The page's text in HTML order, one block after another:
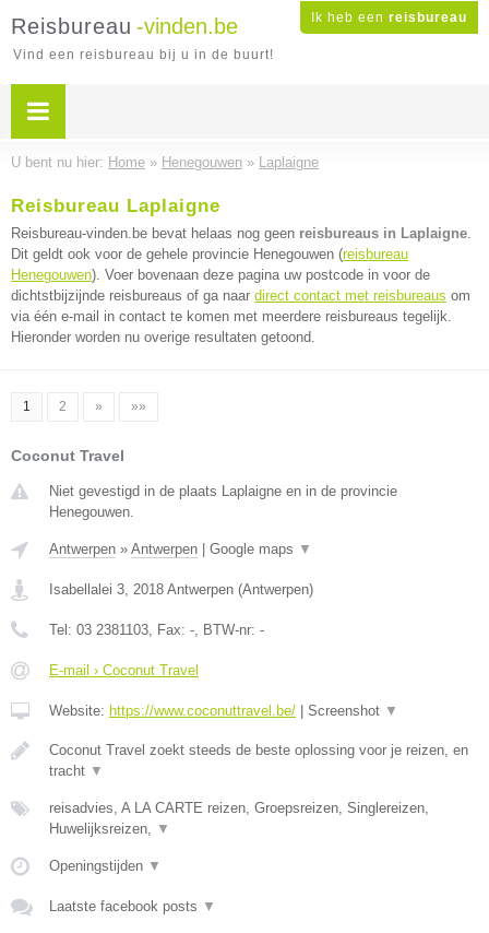
Ik heb een reisbureau
Reisbureau -vinden.be
Vind een reisbureau bij u in de buurt!
U bent nu hier: Home » Henegouwen » Laplaigne
Reisbureau Laplaigne
Reisbureau-vinden.be bevat helaas nog geen reisbureaus in Laplaigne.
Dit geldt ook voor de gehele provincie Henegouwen (reisbureau
Henegouwen). Voer bovenaan deze pagina uw postcode in voor de
dichtstbijzijnde reisbureaus of ga naar direct contact met reisbureaus om
via één e-mail in contact te komen met meerdere reisbureaus tegelijk.
Hieronder worden nu overige resultaten getoond.
1 2 » »»
Coconut Travel
Niet gevestigd in de plaats Laplaigne en in de provincie
Henegouwen.
Antwerpen » Antwerpen Google maps ▼
Isabellalei 3, 2018 Antwerpen (Antwerpen)
Tel: 03 2381103, Fax: -, BTW-nr: -
E-mail › Coconut Travel
Website: https://www.coconuttravel.be/ Screenshot ▼
Coconut Travel zoekt steeds de beste oplossing voor je reizen, en
tracht ▼
reisadvies, A LA CARTE reizen, Groepsreizen, Singlereizen,
Huwelijksreizen, ▼
Openingstijden ▼
Laatste facebook posts ▼